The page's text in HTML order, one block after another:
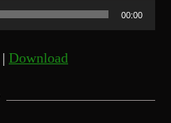
00:00
| Download